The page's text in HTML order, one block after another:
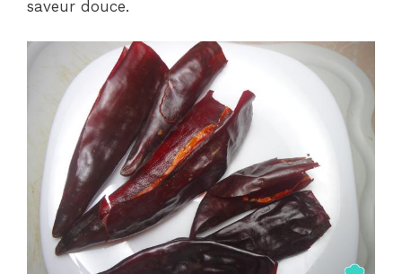
saveur douce.